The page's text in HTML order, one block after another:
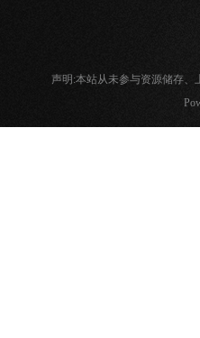
声明:本站从未参与资源储存、